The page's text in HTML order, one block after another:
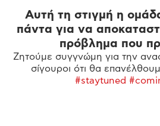
Αυτή τη στιγμή η
πάντα για να
πρόβλημα που
Ζητούμε συγγνώμη για την
σίγουροι ότι θα
#staytuned